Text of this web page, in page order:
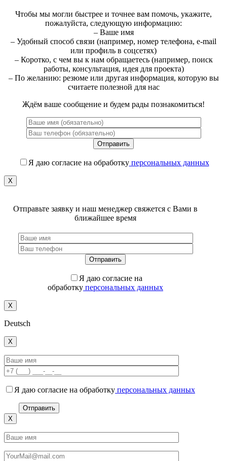
Чтобы мы могли быстрее и точнее вам помочь, укажите,
пожалуйста, следующую информацию:
– Ваше имя
– Удобный способ связи (например, номер телефона, e-mail
или профиль в соцсетях)
– Коротко, с чем вы к нам обращаетесь (например, поиск
работы, консультация, идея для проекта)
– По желанию: резюме или другая информация, которую вы
считаете полезной для нас
Ждём ваше сообщение и будем рады познакомиться!
Я даю согласие на обработкуперсональных данных
X
Отправьте заявку и наш менеджер свяжется с Вами в
ближайшее время
Я даю согласие на
обработку персональных данных
X
Deutsch
X
Я даю согласие на обработку персональных данных
X